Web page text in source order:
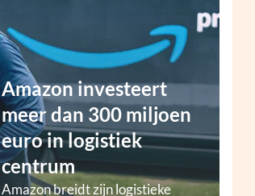
Amazon investeert
meer dan 300 miljoen
euro in logistiek
centrum
Amazon breidt zijn logistieke